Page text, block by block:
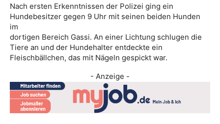
Nach ersten Erkenntnissen der Polizei ging ein
Hundebesitzer gegen 9 Uhr mit seinen beiden Hunden
im
dortigen Bereich Gassi. An einer Lichtung schlugen die
Tiere an und der Hundehalter entdeckte ein
Fleischbällchen, das mit Nägeln gespickt war.
- Anzeige -